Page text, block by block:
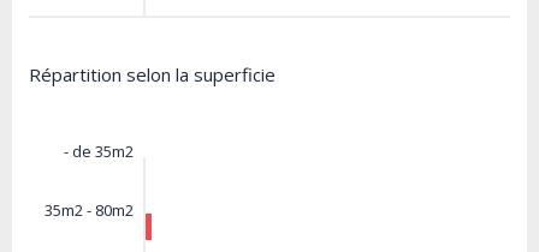
Répartition selon la superficie
- de 35m2
35m2 - 80m2